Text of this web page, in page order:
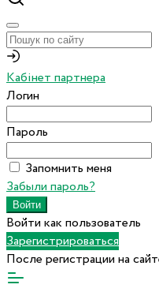
Кабінет партнера
Логин
Пароль
Запомнить меня
Забыли пароль?
Войти как пользователь
Зарегистрироваться
После регистрации на